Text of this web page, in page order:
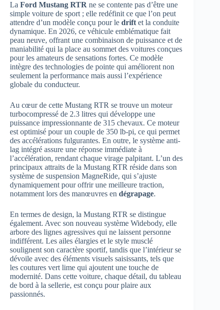
La Ford Mustang RTR ne se contente pas d’être une
simple voiture de sport ; elle redéfinit ce que l’on peut
attendre d’un modèle conçu pour le drift et la conduite
dynamique. En 2026, ce véhicule emblématique fait
peau neuve, offrant une combinaison de puissance et de
maniabilité qui la place au sommet des voitures conçues
pour les amateurs de sensations fortes. Ce modèle
intègre des technologies de pointe qui améliorent non
seulement la performance mais aussi l’expérience
globale du conducteur.
Au cœur de cette Mustang RTR se trouve un moteur
turbocompressé de 2.3 litres qui développe une
puissance impressionnante de 315 chevaux. Ce moteur
est optimisé pour un couple de 350 lb-pi, ce qui permet
des accélérations fulgurantes. En outre, le système anti-
lag intégré assure une réponse immédiate à
l’accélération, rendant chaque virage palpitant. L’un des
principaux attraits de la Mustang RTR réside dans son
système de suspension MagneRide, qui s’ajuste
dynamiquement pour offrir une meilleure traction,
notamment lors des manœuvres en dégrapage.
En termes de design, la Mustang RTR se distingue
également. Avec son nouveau système Widebody, elle
arbore des lignes agressives qui ne laissent personne
indifférent. Les ailes élargies et le style musclé
soulignent son caractère sportif, tandis que l’intérieur se
dévoile avec des éléments visuels saisissants, tels que
les coutures vert lime qui ajoutent une touche de
modernité. Dans cette voiture, chaque détail, du tableau
de bord à la sellerie, est conçu pour plaire aux
passionnés.